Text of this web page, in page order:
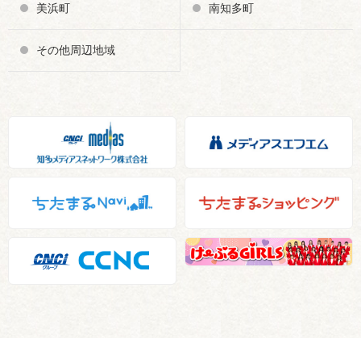
美浜町 南知多町
その他周辺地域